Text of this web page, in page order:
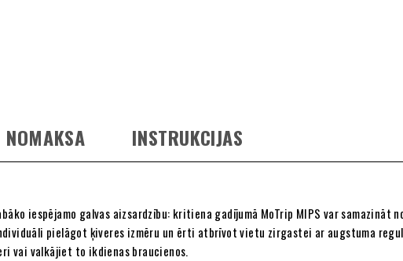
NOMAKSA INSTRUKCIJAS
iespējamo galvas aizsardzību: kritiena gadījumā MoTrip MIPS var samazināt
pielāgot ķiveres izmēru un ērti atbrīvot vietu zirgastei ar augstuma
vai valkājiet to ikdienas braucienos.